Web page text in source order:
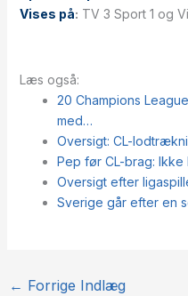
Vises på: TV 3 Sport 1 og
Læs også:
20 Champions
med…
Oversigt: CL-
Pep før CL-brag: Ikke
Oversigt efter
Sverige går efter en
← Forrige Indlæg